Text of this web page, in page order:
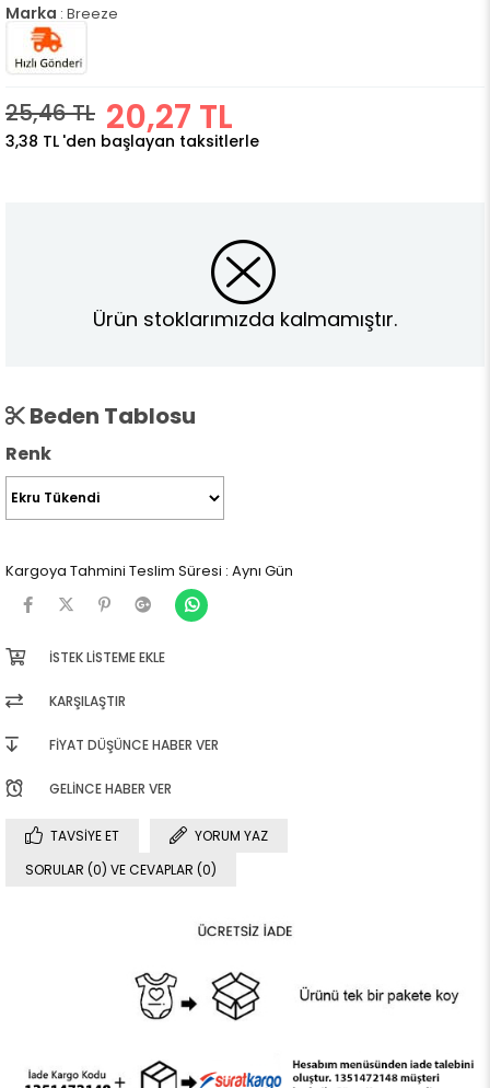
Marka : Breeze
25,46 TL 20,27 TL
3,38 TL 'den başlayan taksitlerle
Ürün stoklarımızda kalmamıştır.
Beden Tablosu
Renk
Kargoya Tahmini Teslim Süresi : Aynı Gün
İSTEK LISTEME EKLE
KARŞILAŞTIR
FIYAT DÜŞÜNCE HABER VER
GELINCE HABER VER
TAVSIYE ET
YORUM YAZ
SORULAR (0) VE CEVAPLAR (0)